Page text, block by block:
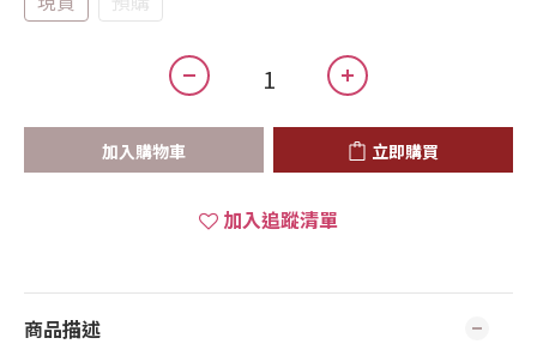
加入購物車 立即購買
加入追蹤清單
商品描述